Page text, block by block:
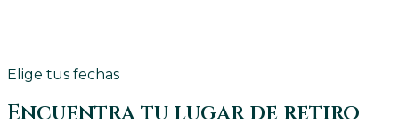
Elige tus fechas
Encuentra tu lugar de retiro